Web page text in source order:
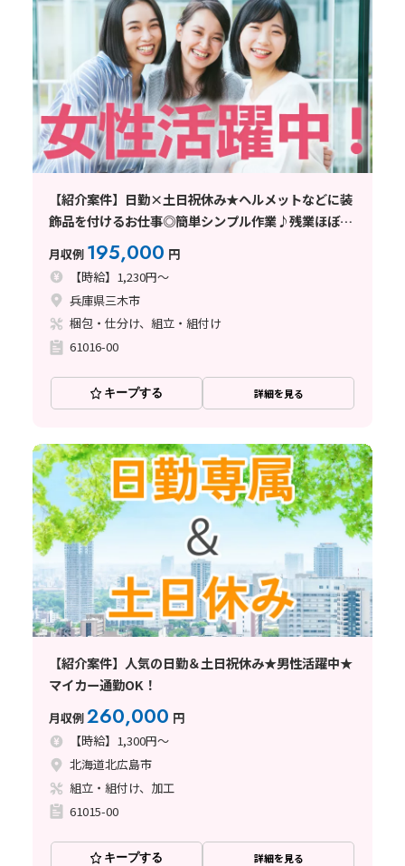
【紹介案件】日勤×土日祝休み★ヘルメットなどに装
飾品を付けるお仕事◎簡単シンプル作業♪残業ほぼな
月収例 195,000 円
【時給】1,230円～
兵庫県三木市
梱包・仕分け、組立・組付け
61016-00
キープする 詳細を見る
【紹介案件】人気の日勤＆土日祝休み★男性活躍中★
マイカー通勤OK！
月収例260,000 円
【時給】1,300円～
北海道北広島市
組立・組付け、加工
61015-00
キープする 詳細を見る